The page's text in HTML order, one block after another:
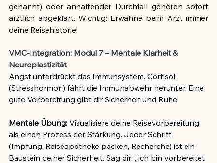
genannt) oder anhaltender Durchfall gehören sofort
ärztlich abgeklärt. Wichtig: Erwähne beim Arzt immer
deine Reisehistorie!
VMC-Integration: Modul 7 – Mentale Klarheit &
Neuroplastizität
Angst unterdrückt das Immunsystem. Cortisol
(Stresshormon) fährt die Immunabwehr herunter. Eine
gute Vorbereitung gibt dir Sicherheit und Ruhe.
Mentale Übung: Visualisiere deine Reisevorbereitung
als einen Prozess der Stärkung. Jeder Schritt
(Impfung, Reiseapotheke packen, Recherche) ist ein
Baustein deiner Sicherheit. Sag dir: „Ich bin vorbereitet